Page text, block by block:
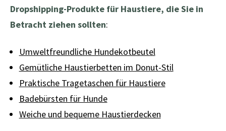
Dropshipping-Produkte für Haustiere, die Sie in
Betracht ziehen sollten:
Umweltfreundliche Hundekotbeutel
Gemütliche Haustierbetten im Donut-Stil
Praktische Tragetaschen für Haustiere
Badebürsten für Hunde
Weiche und bequeme Haustierdecken